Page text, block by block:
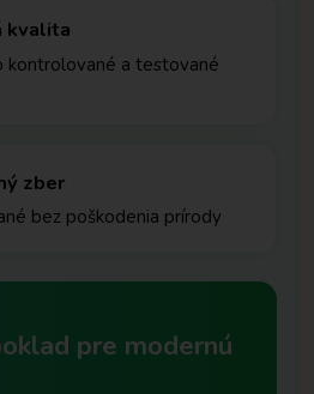
kvalita
kontrolované a testované
zber
bez poškodenia prírody
pre modernú